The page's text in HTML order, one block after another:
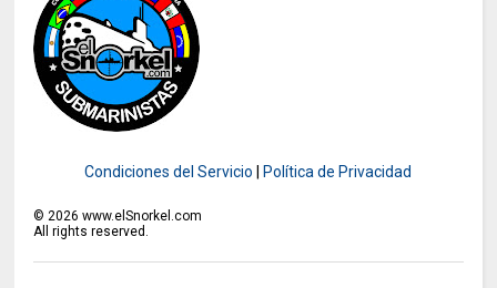
Condiciones del Servicio Política de Privacidad
© 2026 www.elSnorkel.com
All rights reserved.